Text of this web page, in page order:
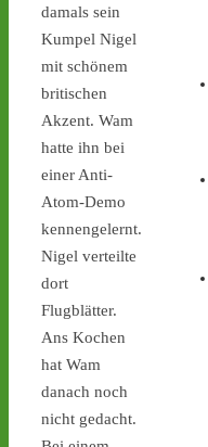
damals sein
Kumpel Nigel
mit schönem
britischen
Akzent. Wam
hatte ihn bei
einer Anti-
Atom-Demo
kennengelernt.
Nigel verteilte
dort
Flugblätter.
Ans Kochen
hat Wam
danach noch
nicht gedacht.